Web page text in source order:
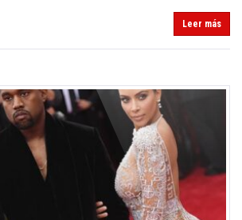
Leer más